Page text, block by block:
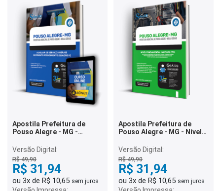
Apostila Prefeitura de
Pouso Alegre - MG -
de Pronto Atendimento
(Quadro II)
Versão Digital:
R$ 49,90
R$ 31,94
ou 3x de R$ 10,65 sem juros
Apostila Prefeitura de
Pouso Alegre - MG - Nível
Versão Digital:
R$ 49,90
R$ 31,94
ou 3x de R$ 10,65 sem juros